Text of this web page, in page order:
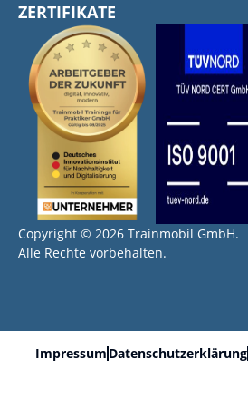
ZERTIFIKATE
Copyright © 2026 Trainmobil GmbH.
Alle Rechte vorbehalten.
Impressum Datenschutzerklärung